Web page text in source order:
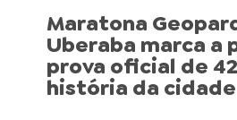
Maratona
Uberaba marca a
prova oficial de
história da cidade